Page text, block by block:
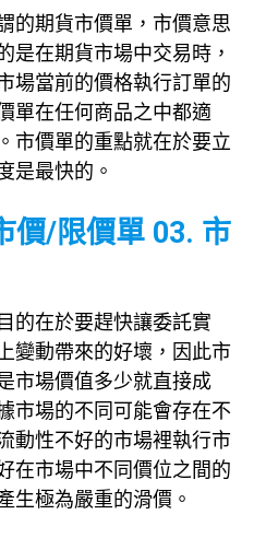
的期貨市價單，市價意思
是在期貨市場中交易時，
場當前的價格執行訂單的
單在任何商品之中都適
市價單的重點就在於要立
是最快的。
價/限價單 03. 市
的在於要趕快讓委託實
變動帶來的好壞，因此市
市場價值多少就直接成
市場的不同可能會存在不
動性不好的市場裡執行市
在市場中不同價位之間的
生極為嚴重的滑價。